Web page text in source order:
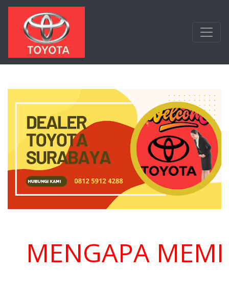
Langsung ke konten utama
MEMILIH